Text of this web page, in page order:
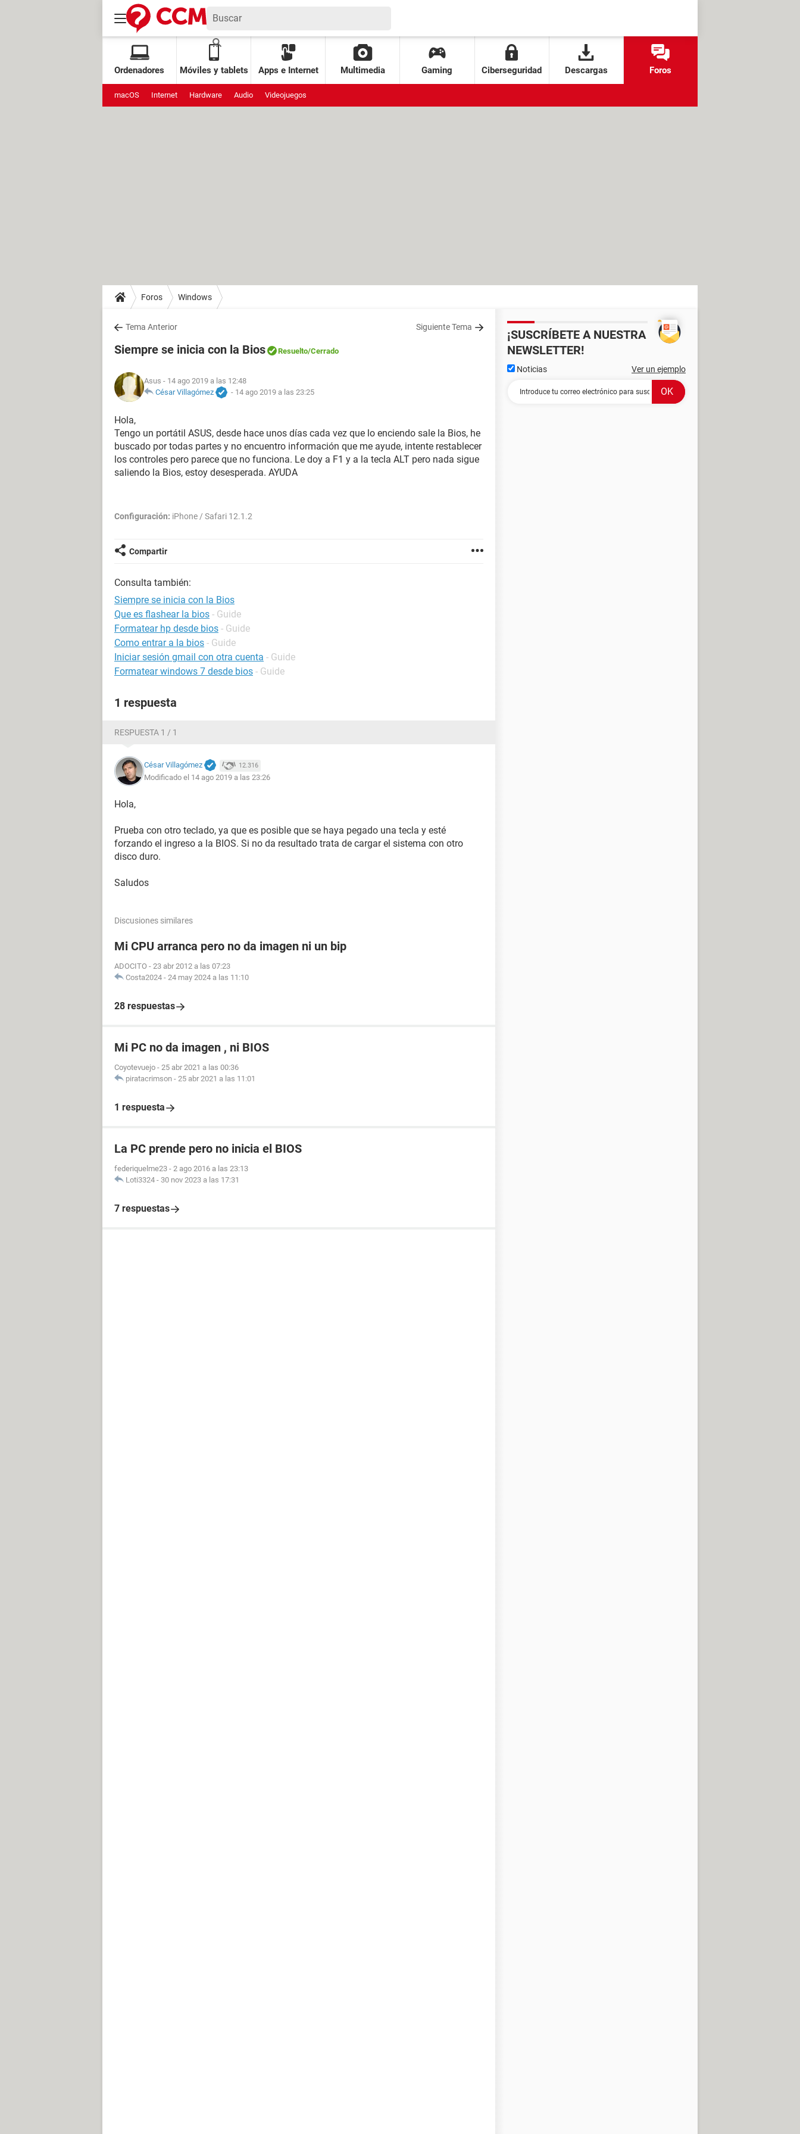
Ordenadores Móviles y tablets Apps e Internet Multimedia Gaming Ciberseguridad Descargas Foros
macOS Internet Hardware Audio Videojuegos
Foros Windows
Tema Anterior Siguiente Tema
Siempre se inicia con la Bios Resuelto/Cerrado
Asus - 14 ago 2019 a las 12:48
César Villagómez
- 14 ago 2019 a las 23:25
Hola,
Tengo un portátil ASUS, desde hace unos días cada vez que lo enciendo sale la Bios, he
buscado por todas partes y no encuentro información que me ayude, intente restablecer
los controles pero parece que no funciona. Le doy a F1 y a la tecla ALT pero nada sigue
saliendo la Bios, estoy desesperada. AYUDA
Configuración: iPhone / Safari 12.1.2
Compartir
Consulta también:
Siempre se inicia con la Bios
Que es flashear la bios - Guide
Formatear hp desde bios - Guide
Como entrar a la bios - Guide
Iniciar sesión gmail con otra cuenta - Guide
Formatear windows 7 desde bios - Guide
1 respuesta
RESPUESTA 1 / 1
César Villagómez 12.316
Modificado el 14 ago 2019 a las 23:26
Hola,
Prueba con otro teclado, ya que es posible que se haya pegado una tecla y esté
forzando el ingreso a la BIOS. Si no da resultado trata de cargar el sistema con otro
disco duro.
Saludos
Discusiones similares
Mi CPU arranca pero no da imagen ni un bip
ADOCITO - 23 abr 2012 a las 07:23
Costa2024 - 24 may 2024 a las 11:10
28 respuestas
Mi PC no da imagen , ni BIOS
Coyotevuejo - 25 abr 2021 a las 00:36
piratacrimson - 25 abr 2021 a las 11:01
1 respuesta
La PC prende pero no inicia el BIOS
federiquelme23 - 2 ago 2016 a las 23:13
Loti3324 - 30 nov 2023 a las 17:31
7 respuestas
¡SUSCRÍBETE A NUESTRA
NEWSLETTER!
Noticias Ver un ejemplo